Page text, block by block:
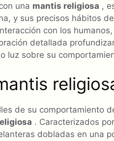
una mantis religiosa ,
y sus precisos hábitos
con los
detallada
luz sobre su
de su comportamiento
. Caracterizados
dobladas en una